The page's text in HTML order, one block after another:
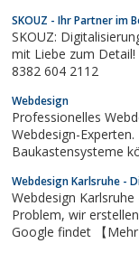
SKOUZ - Ihr Partner im
SKOUZ: Digitalisierung leben
mit Liebe zum Detail!
8382 604 2112
Webdesign
Professionelles
Webdesign-
Baukastensysteme
individuellen
des Webdesigns
Webdesign Karlsruhe -
Webdesign
Problem, wir erstellen moderne Webseiten, die man auch bei
Google findet 【Mehr